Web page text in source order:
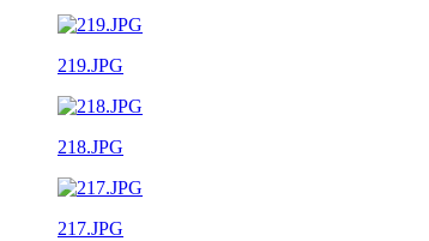
219.JPG
218.JPG
217.JPG